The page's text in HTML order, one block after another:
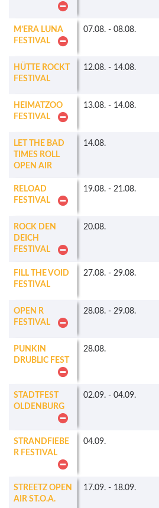
M’ERA LUNA
FESTIVAL
07.08. - 08.08.
HÜTTE ROCKT
FESTIVAL
12.08. - 14.08.
HEIMATZOO
FESTIVAL
13.08. - 14.08.
LET THE BAD
TIMES ROLL
OPEN AIR
14.08.
RELOAD
FESTIVAL
19.08. - 21.08.
ROCK DEN
DEICH
FESTIVAL
20.08.
FILL THE VOID
FESTIVAL
27.08. - 29.08.
OPEN R
FESTIVAL
28.08. - 29.08.
PUNKIN
DRUBLIC FEST
28.08.
STADTFEST
OLDENBURG
02.09. - 04.09.
STRANDFIEBE
R FESTIVAL
04.09.
STREETZ OPEN
AIR ST.O.A.
17.09. - 18.09.